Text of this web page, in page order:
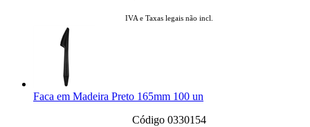
IVA e Taxas legais não incl.
Faca em Madeira Preto 165mm 100 un
Código 0330154